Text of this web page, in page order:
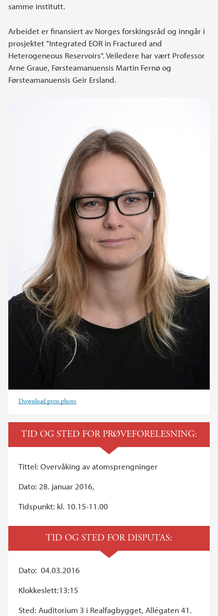
samme institutt.
Arbeidet er finansiert av Norges forskingsråd og inngår i
prosjektet "Integrated EOR in Fractured and
Heterogeneous Reservoirs". Veiledere har vært Professor
Arne Graue, Førsteamanuensis Martin Fernø og
Førsteamanuensis Geir Ersland.
Download press photo
TID OG STED FOR PRØVEFORELESNING:
Tittel: Overvåking av atomsprengninger
Dato: 28. januar 2016,
Tidspunkt: kl. 10.15-11.00
TID OG STED FOR DISPUTAS:
Dato: 04.03.2016
Klokkeslett:13:15
Sted: Auditorium 3 i Realfagbygget, Allégaten 41.